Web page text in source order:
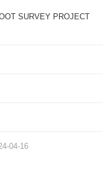
SURVEY PROJECT
04-16